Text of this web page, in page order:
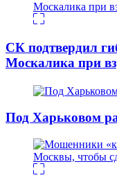
СК подтвердил
Москалика при
Под Харьковом